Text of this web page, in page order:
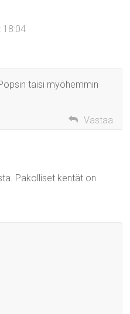
18:04
taisi myöhemmin
Vastaa
Pakolliset kentät on